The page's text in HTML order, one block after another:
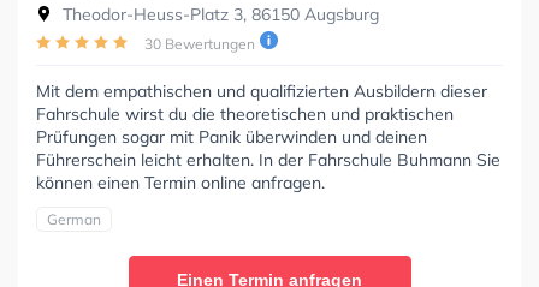
Theodor-Heuss-Platz 3, 86150 Augsburg
30 Bewertungen
Mit dem empathischen und qualifizierten Ausbildern dieser
Fahrschule wirst du die theoretischen und praktischen
Prüfungen sogar mit Panik überwinden und deinen
Führerschein leicht erhalten. In der Fahrschule Buhmann Sie
können einen Termin online anfragen.
German
Einen Termin anfragen